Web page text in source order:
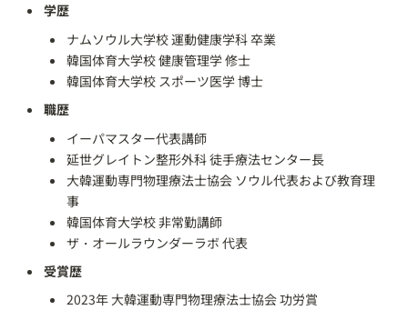
学歴
ナムソウル大学校 運動健康学科 卒業
韓国体育大学校 健康管理学 修士
韓国体育大学校 スポーツ医学 博士
職歴
イーパマスター代表講師
延世グレイトン整形外科 徒手療法センター長
大韓運動専門物理療法士協会 ソウル代表および教育理
事
韓国体育大学校 非常勤講師
ザ・オールラウンダーラボ 代表
受賞歴
2023年 大韓運動専門物理療法士協会 功労賞